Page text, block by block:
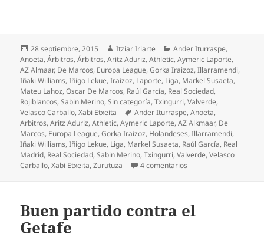
Publicado
el
28 septiembre, 2015 Autor
Itziar Iriarte Categorías
Ander Iturraspe,
Anoeta,Árbitros,Árbitros,Aritz Aduriz,Athletic,Aymeric Laporte,
AZ Almaar, De Marcos, Europa League,Gorka Iraizoz,Illarramendi,
Iñaki Williams,Iñigo Lekue,Iraizoz, Laporte, Liga, Markel Susaeta,
Mateu Lahoz,Oscar De Marcos, Raúl García, Real Sociedad,
Rojiblancos,Sabin Merino,Sin categoría,Txingurri,Valverde,
Velasco Carballo,Xabi Etxeita Etiquetas
Ander Iturraspe,Anoeta,
Arbitros,Aritz Aduriz,Athletic,Aymeric Laporte,AZ Alkmaar, De
Marcos, Europa League,Gorka Iraizoz, Holandeses,Illarramendi,
Iñaki Williams,Iñigo Lekue, Liga, Markel Susaeta, Raúl García, Real
Madrid, Real Sociedad,Sabin Merino,Txingurri,Valverde,Velasco
Carballo,Xabi Etxeita,Zurutuza 4 comentarios
Buen partido contra el
Getafe